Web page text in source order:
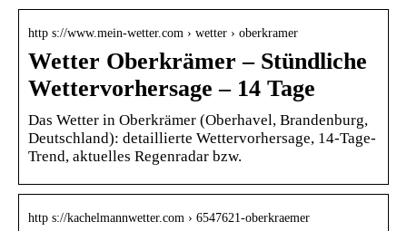
http s://www.mein-wetter.com › wetter › oberkramer
Wetter Oberkrämer – Stündliche
Wettervorhersage – 14 Tage
Das Wetter in Oberkrämer (Oberhavel, Brandenburg,
Deutschland): detaillierte Wettervorhersage, 14-Tage-
Trend, aktuelles Regenradar bzw.
http s://kachelmannwetter.com › 6547621-oberkraemer